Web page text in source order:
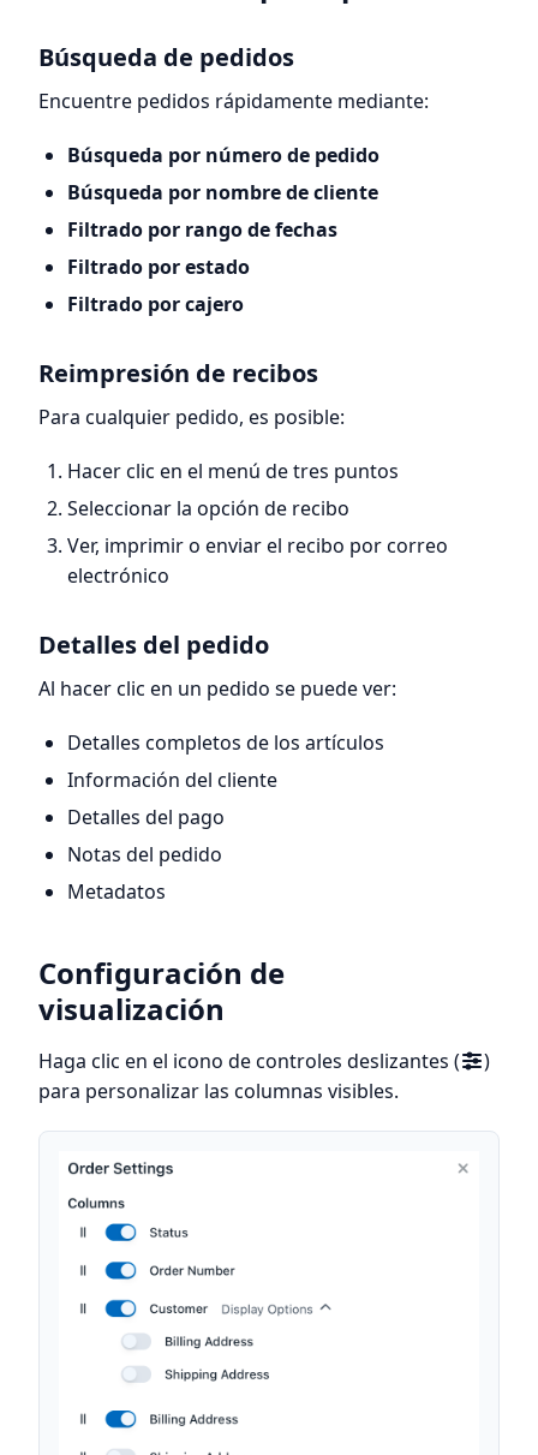
Búsqueda de pedidos
Encuentre pedidos rápidamente mediante:
Búsqueda por número de pedido
Búsqueda por nombre de cliente
Filtrado por rango de fechas
Filtrado por estado
Filtrado por cajero
Reimpresión de recibos
Para cualquier pedido, es posible:
Hacer clic en el menú de tres puntos
Seleccionar la opción de recibo
Ver, imprimir o enviar el recibo por correo
electrónico
Detalles del pedido
Al hacer clic en un pedido se puede ver:
Detalles completos de los artículos
Información del cliente
Detalles del pago
Notas del pedido
Metadatos
Configuración de
visualización
Haga clic en el icono de controles deslizantes (
)
para personalizar las columnas visibles.